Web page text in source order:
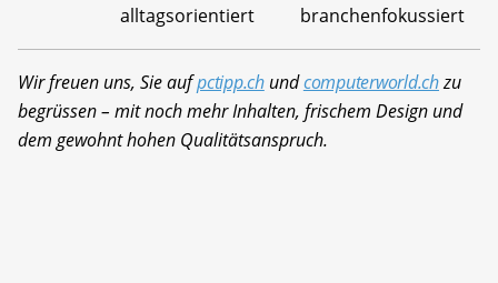
alltagsorientiert
branchenfokussiert
Wir freuen uns, Sie aufpctipp.chundcomputerworld.chzu
begrüssen – mit noch mehr Inhalten, frischem Design und
dem gewohnt hohen Qualitätsanspruch.